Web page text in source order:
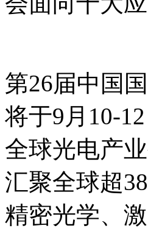
第26届中国
将于9月10-
全球光电产
汇聚全球超
精密光学、